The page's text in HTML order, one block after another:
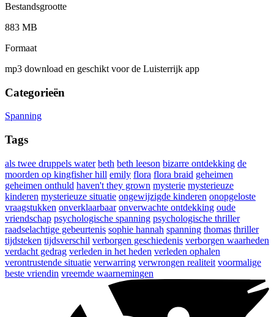
Bestandsgrootte
883 MB
Formaat
mp3 download en geschikt voor de Luisterrijk app
Categorieën
Spanning
Tags
als twee druppels water beth beth leeson bizarre ontdekking de
moorden op kingfisher hill emily flora flora braid geheimen
geheimen onthuld haven't they grown mysterie mysterieuze
kinderen mysterieuze situatie ongewijzigde kinderen onopgeloste
vraagstukken onverklaarbaar onverwachte ontdekking oude
vriendschap psychologische spanning psychologische thriller
raadselachtige gebeurtenis sophie hannah spanning thomas thriller
tijdsteken tijdsverschil verborgen geschiedenis verborgen waarheden
verdacht gedrag verleden in het heden verleden ophalen
verontrustende situatie verwarring verwrongen realiteit voormalige
beste vriendin vreemde waarnemingen